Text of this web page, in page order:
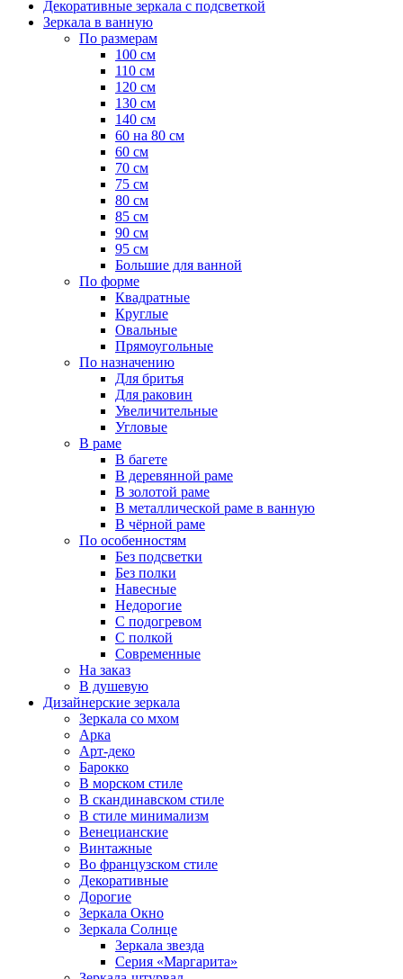
Декоративные зеркала с подсветкой
Зеркала в ванную
По размерам
100 см
110 см
120 см
130 см
140 см
60 на 80 см
60 см
70 см
75 см
80 см
85 см
90 см
95 см
Большие для ванной
По форме
Квадратные
Круглые
Овальные
Прямоугольные
По назначению
Для бритья
Для раковин
Увеличительные
Угловые
В раме
В багете
В деревянной раме
В золотой раме
В металлической раме в ванную
В чёрной раме
По особенностям
Без подсветки
Без полки
Навесные
Недорогие
С подогревом
С полкой
Современные
На заказ
В душевую
Дизайнерские зеркала
Зеркала со мхом
Арка
Арт-деко
Барокко
В морском стиле
В скандинавском стиле
В стиле минимализм
Венецианские
Винтажные
Во французском стиле
Декоративные
Дорогие
Зеркала Окно
Зеркала Солнце
Зеркала звезда
Серия «Маргарита»